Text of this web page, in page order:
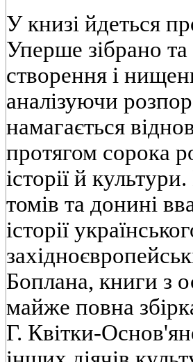
У книзі йдеться
Уперше зібрано та
створення і
аналізуючи
намагається
протягом сорока
історії й
томів та донині
історії
Боплана, книги з
майже повна
Г. Квітки-